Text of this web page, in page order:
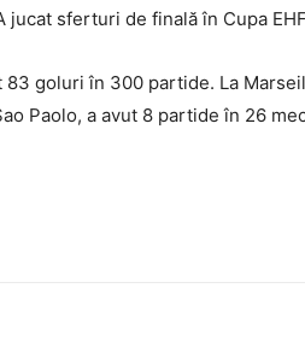
sferturi de finală în Cupa
goluri în 300 partide. La
Paolo, a avut 8 partide în 26